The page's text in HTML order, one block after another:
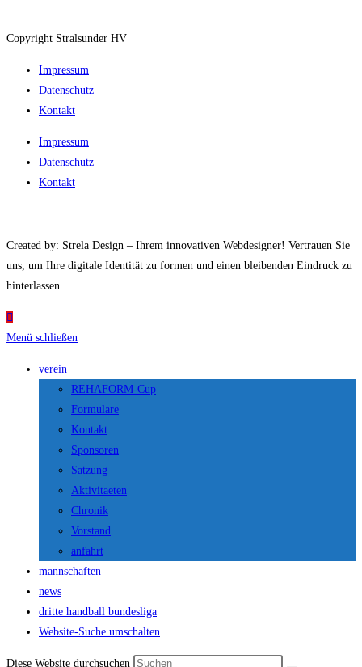
Copyright Stralsunder HV
Impressum
Datenschutz
Kontakt
Impressum
Datenschutz
Kontakt
Created by: Strela Design – Ihrem innovativen Webdesigner! Vertrauen Sie
uns, um Ihre digitale Identität zu formen und einen bleibenden Eindruck zu
hinterlassen.
Menü schließen
verein
REHAFORM-Cup
Formulare
Kontakt
Sponsoren
Satzung
Aktivitaeten
Chronik
Vorstand
anfahrt
mannschaften
news
dritte handball bundesliga
Website-Suche umschalten
Diese Website durchsuchen